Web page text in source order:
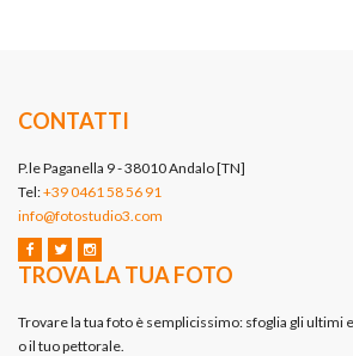
CONTATTI
P.le Paganella 9 - 38010 Andalo [TN]
Tel:+39 0461 58 56 91
info@fotostudio3.com
TROVA LA TUA FOTO
Trovare la tua foto è semplicissimo: sfoglia gli ultimi
o il tuo pettorale.